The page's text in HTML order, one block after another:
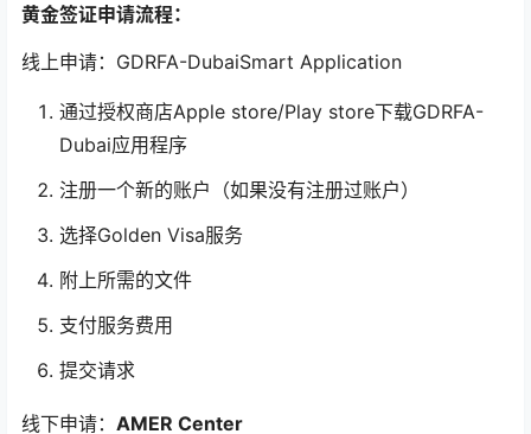
黄金签证申请流程：
线上申请：GDRFA-DubaiSmart Application
通过授权商店Apple store/Play store下载GDRFA-
Dubai应用程序
注册一个新的账户（如果没有注册过账户）
选择Golden Visa服务
附上所需的文件
支付服务费用
提交请求
线下申请： AMER Center